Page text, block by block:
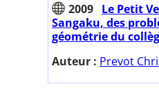
2009 Le Petit
Sangaku, des
géométrie du
Auteur : Prevot